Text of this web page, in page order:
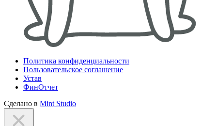
Политика конфиденциальности
Пользовательское соглашение
Устав
ФинОтчет
Сделано в Mint Studio